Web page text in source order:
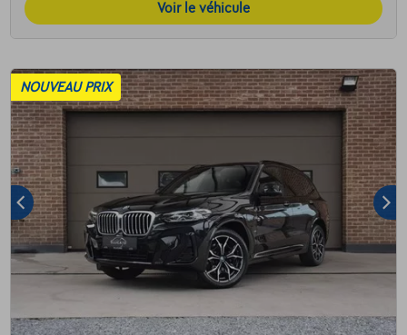
Voir le véhicule
NOUVEAU PRIX